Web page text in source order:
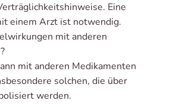
Eine
einem Arzt ist notwendig.
mit anderen
mit anderen Medikamenten
solchen, die über
werden.